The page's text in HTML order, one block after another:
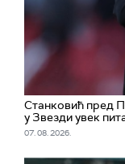
Станковић пред
у Звезди увек
07. 08. 2026.